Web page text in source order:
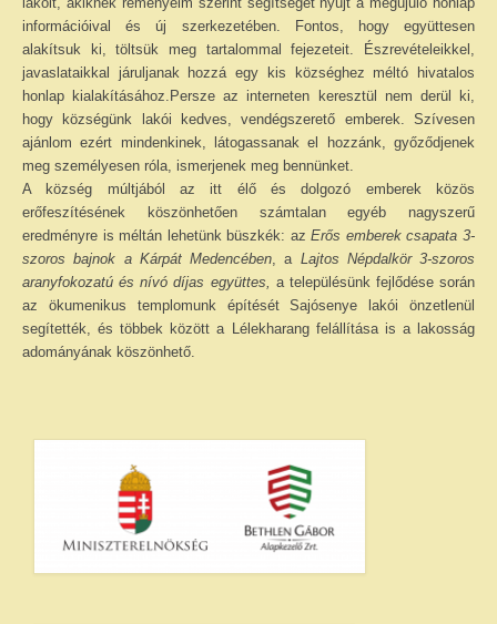
Közérdekű adatok – Gazdálkodási adatok
INTÉZMÉNYEK
Faluház
Fiatalok háza
Sajósenyei Aprajafalva Óvoda és Mini
Bölcsőde
Egyéb intézmények
EGYÉB
Szolgáltatók
Ökumenikus templom
Egyéb intézmények
információival és új szerkezetében. Fontos, hogy együttesen
alakítsuk ki, töltsük meg tartalommal fejezeteit. Észrevételeikkel,
javaslataikkal járuljanak hozzá egy kis községhez méltó hivatalos
honlap kialakításához.Persze az interneten keresztül nem derül ki,
hogy községünk lakói kedves, vendégszerető emberek. Szívesen
ajánlom ezért mindenkinek, látogassanak el hozzánk, győződjenek
meg személyesen róla, ismerjenek meg bennünket.
A község múltjából az itt élő és dolgozó emberek közös
erőfeszítésének köszönhetően számtalan egyéb nagyszerű
eredményre is méltán lehetünk büszkék: azErős emberek csapata 3-
szoros bajnok a Kárpát Medencében, a Lajtos Népdalkör 3-szoros
aranyfokozatú és nívó díjas együttes, a településünk fejlődése során
az ökumenikus templomunk építését Sajósenye lakói önzetlenül
segítették, és többek között a Lélekharang felállítása is a lakosság
adományának köszönhető.